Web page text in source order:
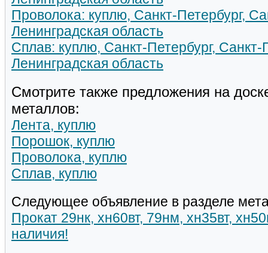
Проволока: куплю, Санкт-Петербург,
Ленинградская область
Сплав: куплю, Санкт-Петербург, Санкт-
Ленинградская область
Смотрите также предложения на
металлов:
Лента, куплю
Порошок, куплю
Проволока, куплю
Сплав, куплю
Следующее объявление в разделе
Прокат 29нк, хн60вт, 79нм, хн35вт,
наличия!